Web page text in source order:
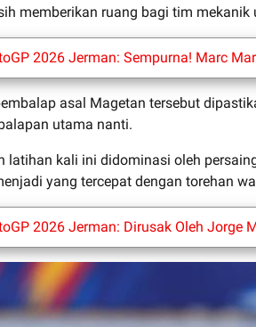
memberikan ruang bagi tim
2026 Jerman: Sempurna! Marc
asal Magetan tersebut
utama nanti.
latihan kali ini didominasi oleh
yang tercepat dengan torehan
2026 Jerman: Dirusak Oleh Jorge